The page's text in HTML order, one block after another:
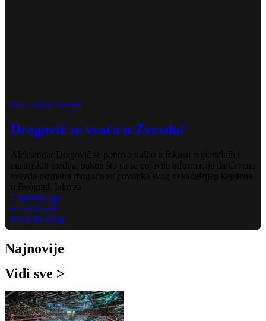
FK Crvena zvezda
Dragović se vraća u Zvezdu!
7 months ago
0 Comments
Keep Reading
Najnovije
Vidi sve >